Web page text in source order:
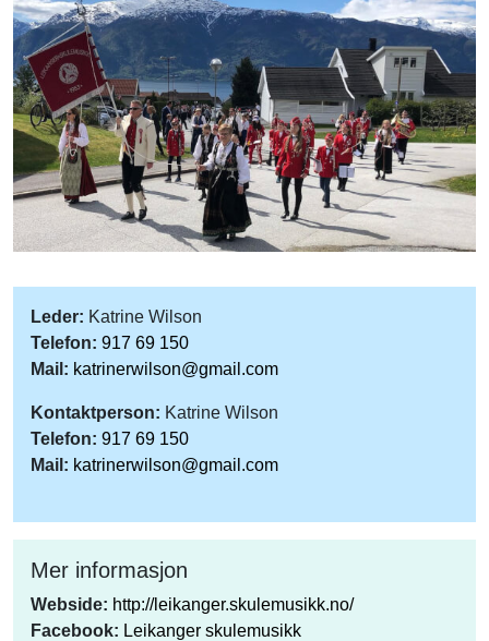
Leder: Katrine Wilson
Telefon: 917 69 150
Mail: katrinerwilson@gmail.com
Kontaktperson: Katrine Wilson
Telefon: 917 69 150
Mail: katrinerwilson@gmail.com
Mer informasjon
Webside: http://leikanger.skulemusikk.no/
Facebook: Leikanger skulemusikk